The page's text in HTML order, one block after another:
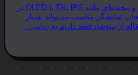
با وجود نام‌های تخصصی و پیچیده‌ای مانند TN، IPS یا OLED در
نمایشگر مناسب می‌تواند بسیار
از بینوشا، قصد داریم به زبانی…